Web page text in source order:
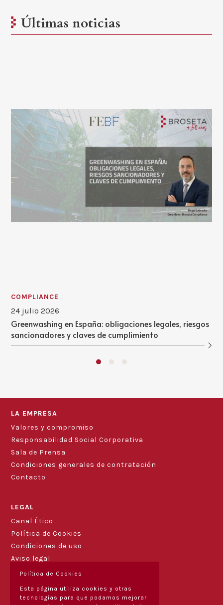
Últimas noticias
COMPLIANCE
24 julio 2026
Greenwashing en España: obligaciones legales, riesgos
sancionadores y claves de cumplimiento
LA EMPRESA
Valores y compromiso
Responsabilidad Social Corporativa
Sala de Prensa
Condiciones generales de contratación
Contacto
LEGAL
Canal Ético
Política de Cookies
Condiciones de uso
Aviso legal
Política de Cookies
Esta página utiliza cookies y otras
tecnologías para que podamos mejorar